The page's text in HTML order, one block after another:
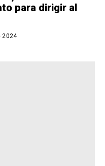
para dirigir al
2024